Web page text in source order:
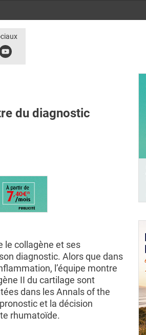
du diagnostic
le collagène et ses
diagnostic. Alors que dans
l’équipe montre
II du cartilage sont
dans les Annals of the
et la décision
rhumatoïde.